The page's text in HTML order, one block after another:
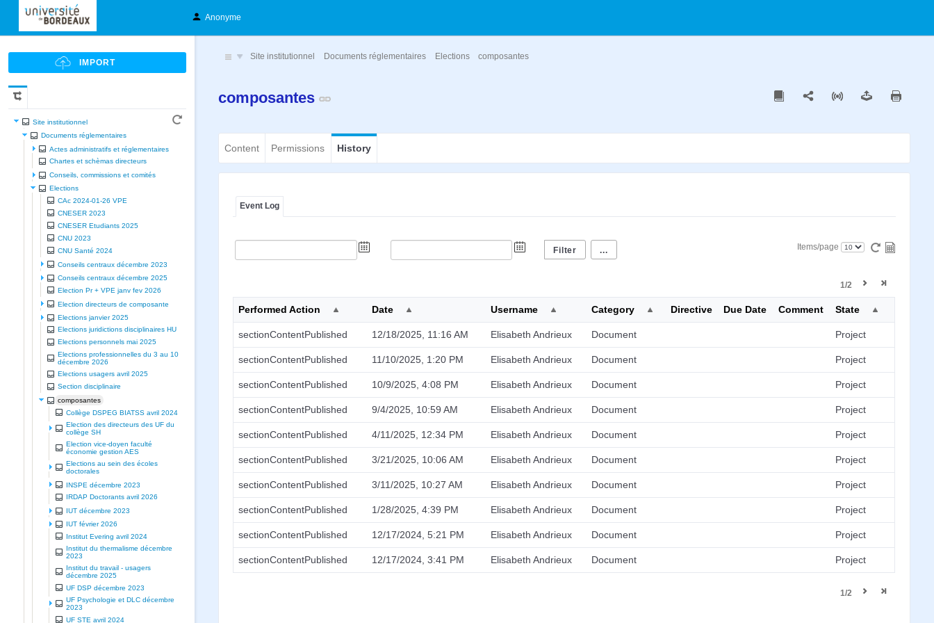
Anonyme
Site institutionnel
Documents réglementaires
Actes administratifs et réglementaires
Chartes et schèmas directeurs
Conseils, commissions et comités
Elections
CAc 2024-01-26 VPE
CNESER 2023
CNESER Etudiants 2025
CNU 2023
CNU Santé 2024
Conseils centraux décembre 2023
Conseils centraux décembre 2025
Election Pr + VPE janv fev 2026
Election directeurs de composante
Elections janvier 2025
Elections juridictions disciplinaires HU
Elections personnels mai 2025
Elections professionnelles du 3 au 10
décembre 2026
Elections usagers avril 2025
Section disciplinaire
composantes
Collège DSPEG BIATSS avril 2024
Election des directeurs des UF du
collège SH
Election vice-doyen faculté
économie gestion AES
Elections au sein des écoles
doctorales
INSPE décembre 2023
IRDAP Doctorants avril 2026
IUT décembre 2023
IUT février 2026
Institut Evering avril 2024
Institut du thermalisme décembre
2023
Institut du travail - usagers
décembre 2025
UF DSP décembre 2023
UF Psychologie et DLC décembre
2023
UF STE avril 2024
Site institutionnel Documents réglementaires Elections composantes
composantes
Content Permissions History
Event Log
... Items/page
1/2
Performed Action Date Username Category Directive Due Date Comment State
sectionContentPublished 12/18/2025, 11:16 AM Elisabeth Andrieux Document Project
sectionContentPublished 11/10/2025, 1:20 PM Elisabeth Andrieux Document Project
sectionContentPublished 10/9/2025, 4:08 PM Elisabeth Andrieux Document Project
sectionContentPublished 9/4/2025, 10:59 AM Elisabeth Andrieux Document Project
sectionContentPublished 4/11/2025, 12:34 PM Elisabeth Andrieux Document Project
sectionContentPublished 3/21/2025, 10:06 AM Elisabeth Andrieux Document Project
sectionContentPublished 3/11/2025, 10:27 AM Elisabeth Andrieux Document Project
sectionContentPublished 1/28/2025, 4:39 PM Elisabeth Andrieux Document Project
sectionContentPublished 12/17/2024, 5:21 PM Elisabeth Andrieux Document Project
sectionContentPublished 12/17/2024, 3:41 PM Elisabeth Andrieux Document Project
1/2